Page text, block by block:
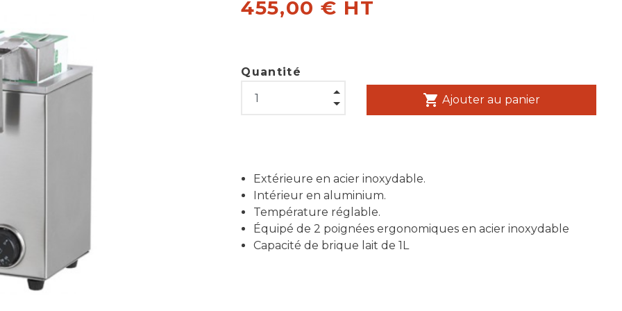
455,00 € HT
Quantité
shopping_cart Ajouter au panier
Extérieure en acier inoxydable.
Intérieur en aluminium.
Température réglable.
Équipé de 2 poignées ergonomiques en acier inoxydable
Capacité de brique lait de 1L